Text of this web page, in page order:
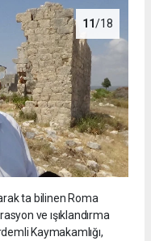
11/18
ta bilinen Roma
ve ışıklandırma
Kaymakamlığı,